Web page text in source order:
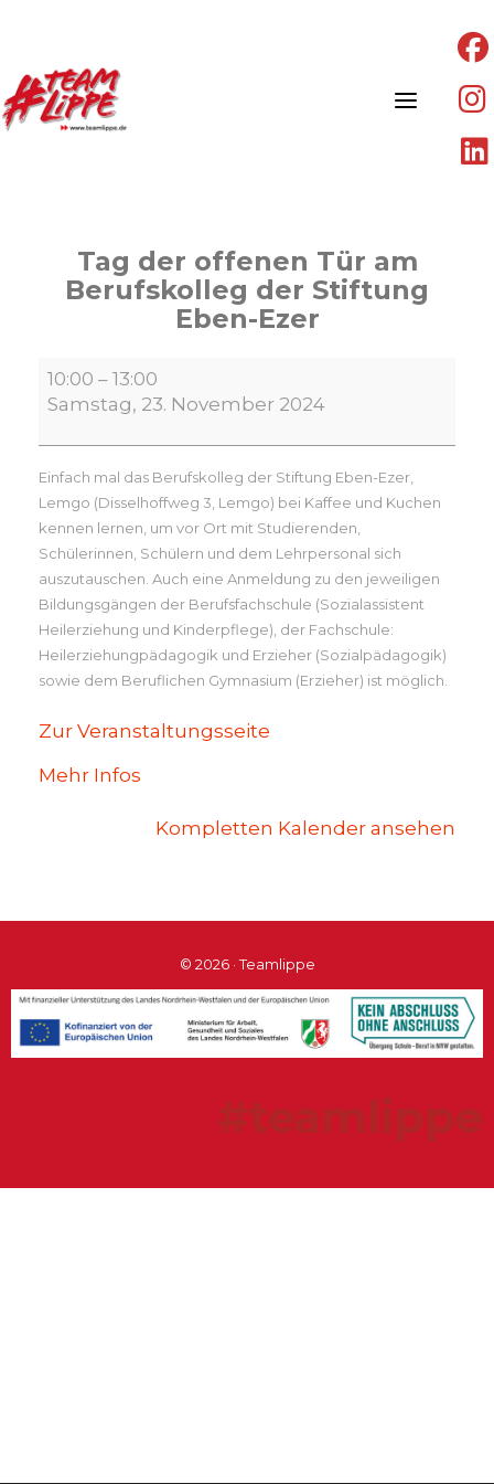
Tag der offenen Tür am
Berufskolleg der Stiftung
Eben-Ezer
Tag
der
Tür
am
Berufskolleg
der
Stiftung
Eben-
Ezer
10:00 – 13:00
Samstag, 23. November 2024
Einfach mal das Berufskolleg der Stiftung Eben-Ezer,
Lemgo (Disselhoffweg 3, Lemgo) bei Kaffee und Kuchen
kennen lernen, um vor Ort mit Studierenden,
Schülerinnen, Schülern und dem Lehrpersonal sich
auszutauschen. Auch eine Anmeldung zu den jeweiligen
Bildungsgängen der Berufsfachschule (Sozialassistent
Heilerziehung und Kinderpflege), der Fachschule:
Heilerziehungpädagogik und Erzieher (Sozialpädagogik)
sowie dem Beruflichen Gymnasium (Erzieher) ist möglich.
Zur Veranstaltungsseite
Mehr Infos
Kompletten Kalender ansehen
© 2026 · Teamlippe
#teamlippe